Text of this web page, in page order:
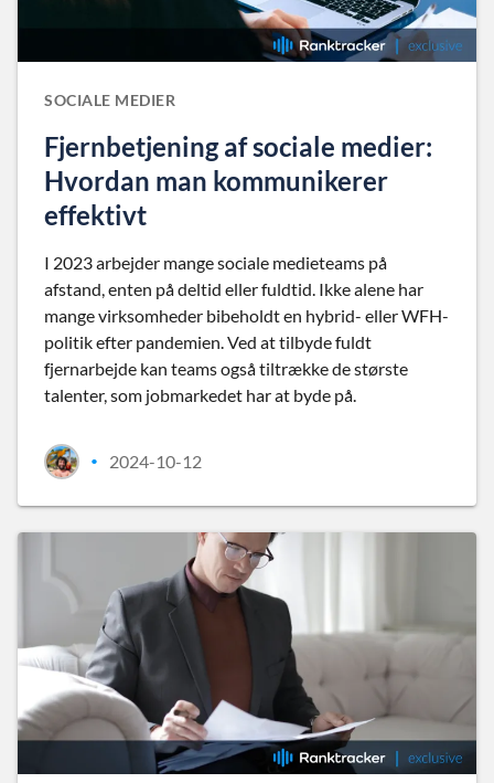
SOCIALE MEDIER
Fjernbetjening af sociale medier:
Hvordan man kommunikerer
effektivt
I 2023 arbejder mange sociale medieteams på
afstand, enten på deltid eller fuldtid. Ikke alene har
mange virksomheder bibeholdt en hybrid- eller WFH-
politik efter pandemien. Ved at tilbyde fuldt
fjernarbejde kan teams også tiltrække de største
talenter, som jobmarkedet har at byde på.
• 2024-10-12